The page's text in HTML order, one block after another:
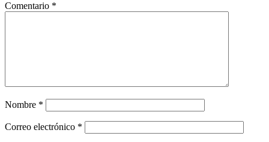
Comentario *
Nombre *
Correo electrónico *